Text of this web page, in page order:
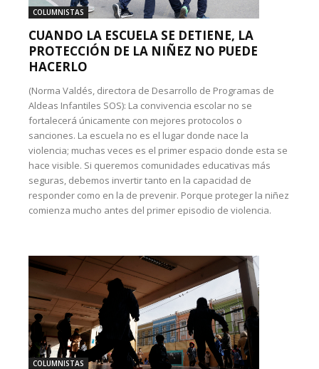
COLUMNISTAS
CUANDO LA ESCUELA SE DETIENE, LA
PROTECCIÓN DE LA NIÑEZ NO PUEDE
HACERLO
(Norma Valdés, directora de Desarrollo de Programas de
Aldeas Infantiles SOS): La convivencia escolar no se
fortalecerá únicamente con mejores protocolos o
sanciones. La escuela no es el lugar donde nace la
violencia; muchas veces es el primer espacio donde esta se
hace visible. Si queremos comunidades educativas más
seguras, debemos invertir tanto en la capacidad de
responder como en la de prevenir. Porque proteger la niñez
comienza mucho antes del primer episodio de violencia.
COLUMNISTAS